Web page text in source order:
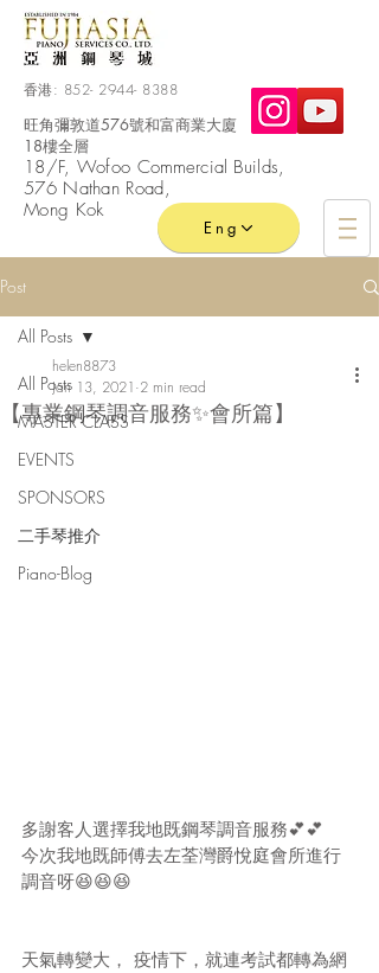
香港: 852- 2944- 8388
旺角彌敦道576號和富商業大廈
18樓全層
​18/F, Wofoo Commercial Builds,
576 Nathan Road,
Mong Kok
Eng
Post
All Posts
MASTER CLASS
EVENTS
SPONSORS
二手琴推介
Piano-Blog
All Posts
【專業鋼琴調音服務✨會所篇】
helen8873
Jan 13, 2021 2 min read
多謝客人選擇我地既鋼琴調音服務💕💕
今次我地既師傅去左荃灣爵悅庭會所進行
調音呀😆😆😆
天氣轉變大， 疫情下，就連考試都轉為網